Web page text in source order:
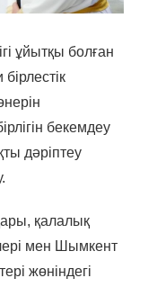
ұйытқы болған
бекемдеу
дәріптеу
қалалық
мен Шымкент
жөніндегі